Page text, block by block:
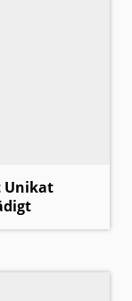
Unikat